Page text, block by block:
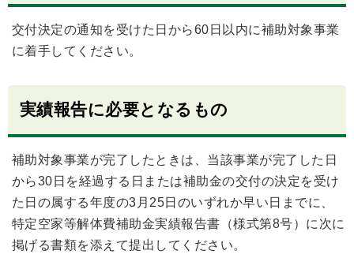
交付決定の通知を受けた日から60日以内に補助対象事業
に着手してください。
実績報告に必要となるもの
補助対象事業が完了したときは、当該事業が完了した日
から30日を経過する日または補助金の交付の決定を受け
た日の属する年度の3月25日のいずれか早い日までに、
特定空家等解体費補助金実績報告書（様式第8号）に次に
掲げる書類を添えて提出してください。